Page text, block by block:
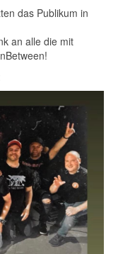
das Publikum in
an alle die mit